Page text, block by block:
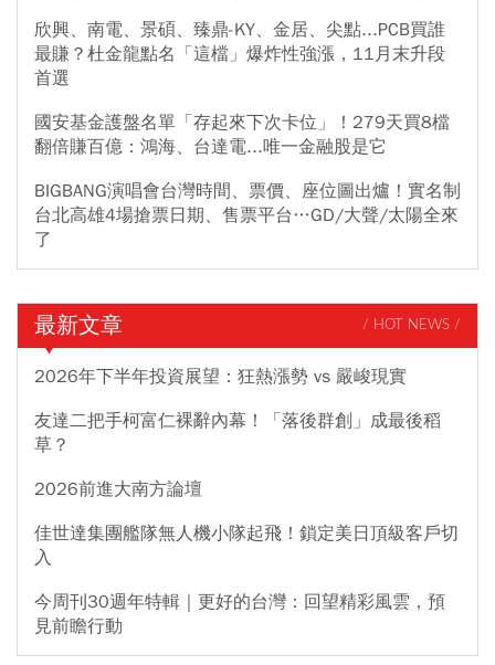
欣興、南電、景碩、臻鼎-KY、金居、尖點...PCB買誰
最賺？杜金龍點名「這檔」爆炸性強漲，11月末升段
首選
國安基金護盤名單「存起來下次卡位」！279天買8檔
翻倍賺百億：鴻海、台達電...唯一金融股是它
BIGBANG演唱會台灣時間、票價、座位圖出爐！實名制
台北高雄4場搶票日期、售票平台…GD/大聲/太陽全來
了
最新文章 / HOT NEWS /
2026年下半年投資展望：狂熱漲勢 vs 嚴峻現實
友達二把手柯富仁裸辭內幕！「落後群創」成最後稻
草？
2026前進大南方論壇
佳世達集團艦隊無人機小隊起飛！鎖定美日頂級客戶切
入
今周刊30週年特輯｜更好的台灣：回望精彩風雲，預
見前瞻行動